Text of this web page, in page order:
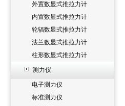
外置数显式推拉力计
内置数显式推拉力计
轮辐数显式推拉力计
法兰数显式推拉力计
柱形数显式推拉力计
测力仪
电子测力仪
标准测力仪